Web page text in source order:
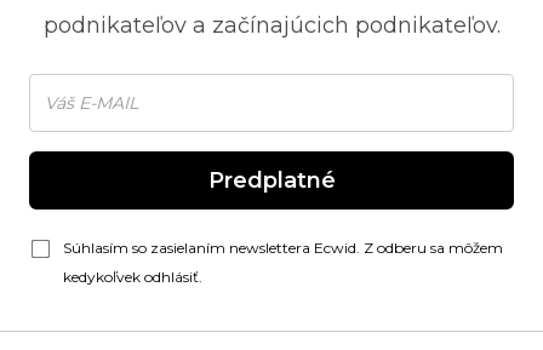
podnikateľov a začínajúcich podnikateľov.
Predplatné
Súhlasím so zasielaním newslettera Ecwid. Z odberu sa môžem
kedykoľvek odhlásiť.